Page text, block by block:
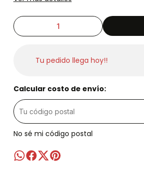
Tu pedido llega hoy!!
Calcular costo de envío:
No sé mi código postal